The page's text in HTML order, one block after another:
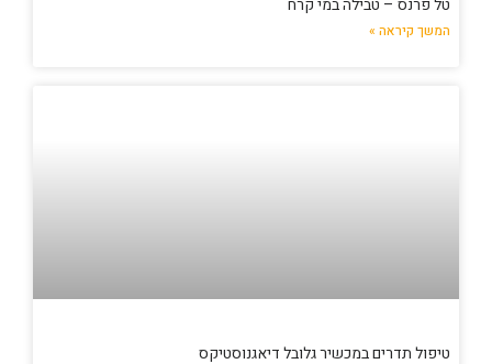
טל פרנס – טבילה במי קרח
המשך קיראה »
טיפול תדרים במכשיר גלובל דיאגנוסטיקס